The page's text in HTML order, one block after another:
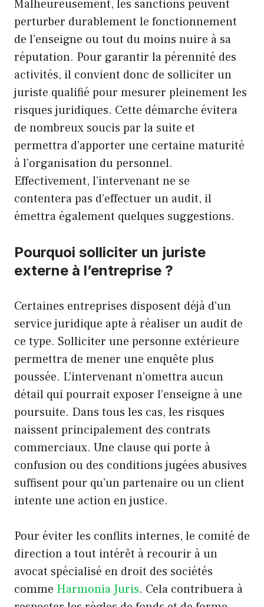
Malheureusement, les sanctions peuvent
perturber durablement le fonctionnement
de l’enseigne ou tout du moins nuire à sa
réputation. Pour garantir la pérennité des
activités, il convient donc de solliciter un
juriste qualifié pour mesurer pleinement les
risques juridiques. Cette démarche évitera
de nombreux soucis par la suite et
permettra d’apporter une certaine maturité
à l’organisation du personnel.
Effectivement, l’intervenant ne se
contentera pas d’effectuer un audit, il
émettra également quelques suggestions.
Pourquoi solliciter un juriste
externe à l’entreprise ?
Certaines entreprises disposent déjà d’un
service juridique apte à réaliser un audit de
ce type. Solliciter une personne extérieure
permettra de mener une enquête plus
poussée. L’intervenant n’omettra aucun
détail qui pourrait exposer l’enseigne à une
poursuite. Dans tous les cas, les risques
naissent principalement des contrats
commerciaux. Une clause qui porte à
confusion ou des conditions jugées abusives
suffisent pour qu’un partenaire ou un client
intente une action en justice.
Pour éviter les conflits internes, le comité de
direction a tout intérêt à recourir à un
avocat spécialisé en droit des sociétés
comme Harmonia Juris. Cela contribuera à